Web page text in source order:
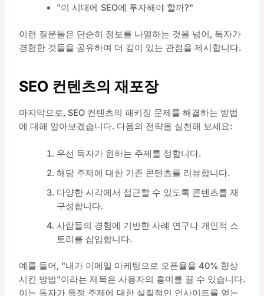
"이 시대에 SEO에 투자해야 할까?"
이런 질문들은 단순히 정보를 나열하는 것을 넘어, 독자가
경험한 것들을 공유하며 더 깊이 있는 관점을 제시합니다.
SEO 컨텐츠의 재포장
마지막으로, SEO 컨텐츠의 패키징 문제를 해결하는 방법
에 대해 알아보겠습니다. 다음의 전략을 실천해 보세요:
우선 독자가 원하는 주제를 정합니다.
해당 주제에 대한 기존 콘텐츠를 리뷰합니다.
다양한 시각에서 접근할 수 있도록 콘텐츠를 재
구성합니다.
사람들의 경험에 기반한 사례 연구나 개인적 스
토리를 삽입합니다.
예를 들어, "내가 이메일 마케팅으로 오픈율을 40% 향상
시킨 방법"이라는 제목은 사용자의 흥미를 끌 수 있습니다.
이는 독자가 특정 주제에 대한 실질적인 인사이트를 얻는